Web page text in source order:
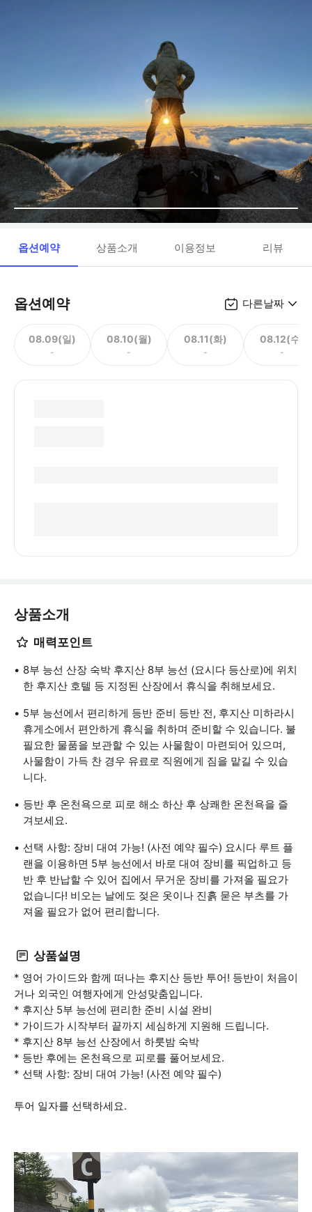
옵션예약 상품소개 이용정보 리뷰
옵션예약 다른날짜
08.09(일)
-
08.10(월)
-
08.11(화)
-
08.12(수)
-
상품소개
매력포인트
8부 능선 산장 숙박 후지산 8부 능선 (요시다 등산로)에 위치
한 후지산 호텔 등 지정된 산장에서 휴식을 취해보세요.
5부 능선에서 편리하게 등반 준비 등반 전, 후지산 미하라시
휴게소에서 편안하게 휴식을 취하며 준비할 수 있습니다. 불
필요한 물품을 보관할 수 있는 사물함이 마련되어 있으며,
사물함이 가득 찬 경우 유료로 직원에게 짐을 맡길 수 있습
니다.
등반 후 온천욕으로 피로 해소 하산 후 상쾌한 온천욕을 즐
겨보세요.
선택 사항: 장비 대여 가능! (사전 예약 필수) 요시다 루트 플
랜을 이용하면 5부 능선에서 바로 대여 장비를 픽업하고 등
반 후 반납할 수 있어 집에서 무거운 장비를 가져올 필요가
없습니다! 비오는 날에도 젖은 옷이나 진흙 묻은 부츠를 가
져올 필요가 없어 편리합니다.
상품설명
* 영어 가이드와 함께 떠나는 후지산 등반 투어! 등반이 처음이
거나 외국인 여행자에게 안성맞춤입니다.
* 후지산 5부 능선에 편리한 준비 시설 완비
* 가이드가 시작부터 끝까지 세심하게 지원해 드립니다.
* 후지산 8부 능선 산장에서 하룻밤 숙박
* 등반 후에는 온천욕으로 피로를 풀어보세요.
* 선택 사항: 장비 대여 가능! (사전 예약 필수)
투어 일자를 선택하세요.